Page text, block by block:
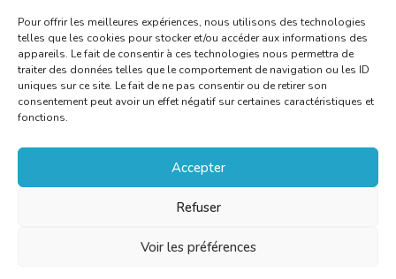
Pour offrir les meilleures expériences, nous utilisons des technologies
telles que les cookies pour stocker et/ou accéder aux informations des
appareils. Le fait de consentir à ces technologies nous permettra de
traiter des données telles que le comportement de navigation ou les ID
uniques sur ce site. Le fait de ne pas consentir ou de retirer son
consentement peut avoir un effet négatif sur certaines caractéristiques et
fonctions.
Accepter
Refuser
Voir les préférences